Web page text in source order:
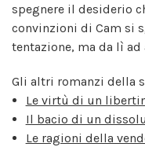
spegnere il desiderio
convinzioni di Cam si
tentazione, ma da lì
Gli altri romanzi della
Le virtù di un
Il bacio di un
Le ragioni della